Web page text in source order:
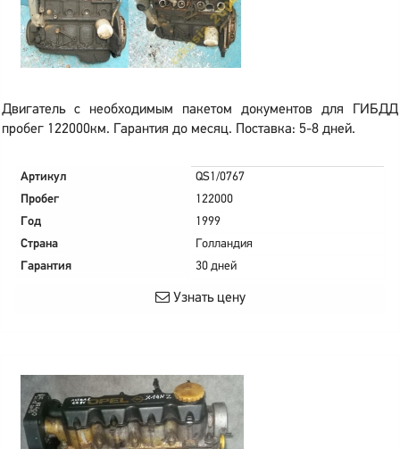
Двигатель с необходимым пакетом документов для ГИБДД
пробег 122000км. Гарантия до месяц. Поставка: 5-8 дней.
Артикул
QS1/0767
Пробег
122000
Год
1999
Страна
Голландия
Гарантия
30 дней
Узнать цену